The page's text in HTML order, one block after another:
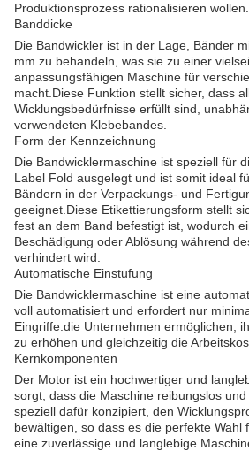
Produktionsprozess rationalisieren wollen.
Banddicke
Die Bandwickler ist in der Lage, Bänder
mm zu behandeln, was sie zu einer
anpassungsfähigen Maschine für
macht.Diese Funktion stellt sicher, dass
Wicklungsbedürfnisse erfüllt sind,
verwendeten Klebebandes.
Form der Kennzeichnung
Die Bandwicklermaschine ist speziell für
Label Fold ausgelegt und ist somit ideal
Bändern in der Verpackungs- und
geeignet.Diese Etikettierungsform stellt
fest an dem Band befestigt ist, wodurch
Beschädigung oder Ablösung während
verhindert wird.
Automatische Einstufung
Die Bandwicklermaschine ist eine
voll automatisiert und erfordert nur
Eingriffe.die Unternehmen ermöglichen,
zu erhöhen und gleichzeitig die
Kernkomponenten
Der Motor ist ein hochwertiger und
sorgt, dass die Maschine reibungslos
speziell dafür konzipiert, den
bewältigen, so dass es die perfekte Wahl
eine zuverlässige und langlebige